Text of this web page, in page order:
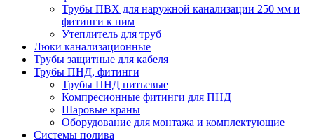
Трубы ПВХ для наружной канализации 250 мм и
фитинги к ним
Утеплитель для труб
Люки канализационные
Трубы защитные для кабеля
Трубы ПНД, фитинги
Трубы ПНД питьевые
Компресионные фитинги для ПНД
Шаровые краны
Оборудование для монтажа и комплектующие
Системы полива